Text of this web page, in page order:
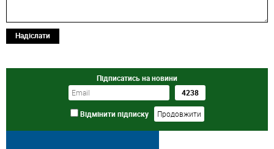
Надіслати
Підписатись на новини
Відмінити підписку